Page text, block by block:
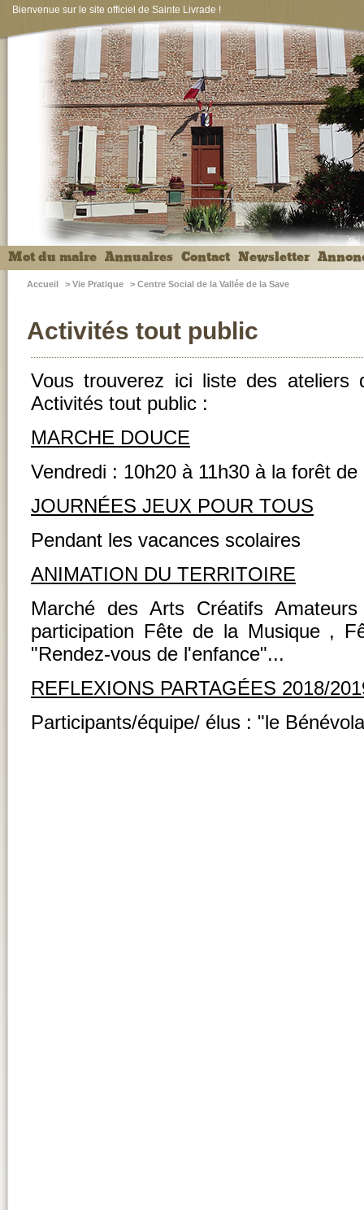
Bienvenue sur le site officiel de Sainte Livrade !
Mot du maire Annuaires Contact Newsletter
Accueil > Vie Pratique > Centre Social de la Vallée de la Save
Activités tout public
Vous trouverez ici liste des ateliers
Activités tout public :
MARCHE DOUCE
Vendredi : 10h20 à 11h30 à la forêt de
JOURNÉES JEUX POUR TOUS
Pendant les vacances scolaires
ANIMATION DU TERRITOIRE
Marché des Arts Créatifs
participation Fête de la Musique ,
"Rendez-vous de l'enfance"...
REFLEXIONS PARTAGÉES 2018/
Participants/équipe/ élus : "le